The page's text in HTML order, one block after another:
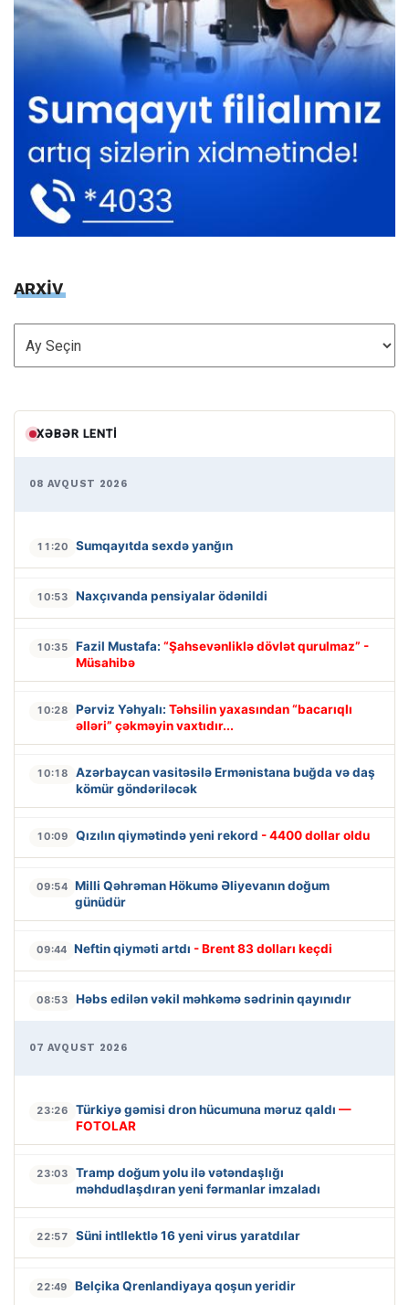
ARXİV
ARXİV
XƏBƏR LENTI
08 AVQUST 2026
11:20 Sumqayıtda sexdə yanğın
10:53 Naxçıvanda pensiyalar ödənildi
10:35 Fazil Mustafa: “Şahsevənliklə dövlət qurulmaz” -
Müsahibə
10:28 Pərviz Yəhyalı: Təhsilin yaxasından “bacarıqlı
əlləri” çəkməyin vaxtıdır...
10:18
Azərbaycan vasitəsilə Ermənistana buğda və daş
kömür göndəriləcək
10:09 Qızılın qiymətində yeni rekord - 4400 dollar oldu
09:54 Milli Qəhrəman Hökumə Əliyevanın doğum
günüdür
09:44 Neftin qiyməti artdı - Brent 83 dolları keçdi
08:53 Həbs edilən vəkil məhkəmə sədrinin qayınıdır
07 AVQUST 2026
23:26 Türkiyə gəmisi dron hücumuna məruz qaldı —
FOTOLAR
23:03
Tramp doğum yolu ilə vətəndaşlığı
məhdudlaşdıran yeni fərmanlar imzaladı
22:57 Süni intllektlə 16 yeni virus yaratdılar
22:49 Belçika Qrenlandiyaya qoşun yeridir